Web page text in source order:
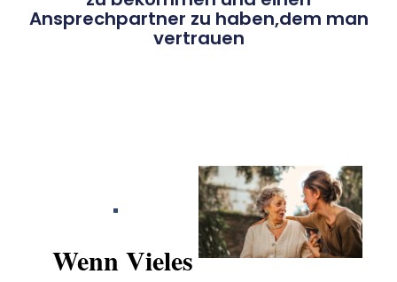
Ansprechpartner zu haben,dem man
vertrauen
Wenn Vieles